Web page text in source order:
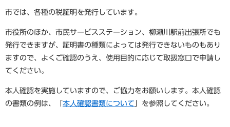
市では、各種の税証明を発行しています。
市役所のほか、市民サービスステーション、柳瀬川駅前出張所でも
発行できますが、証明書の種類によっては発行できないものもあり
ますので、よくご確認のうえ、使用目的に応じて取扱窓口で申請し
てください。
本人確認を実施していますので、ご協力をお願いします。本人確認
の書類の例は、「 本人確認書類について 」を参照してください。